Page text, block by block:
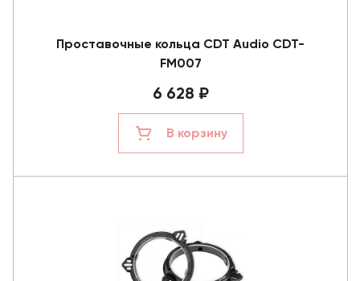
Проставочные кольца CDT Audio CDT-
FM007
6 628 ₽
В корзину